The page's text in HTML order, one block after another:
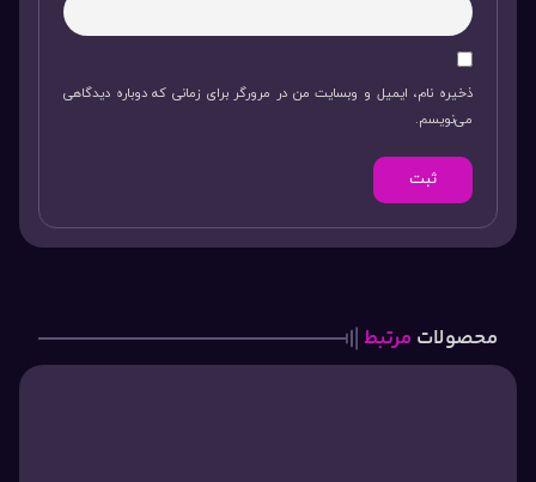
ذخیره نام، ایمیل و وبسایت من در مرورگر برای زمانی که دوباره دیدگاهی
می‌نویسم.
محصولات مرتبط